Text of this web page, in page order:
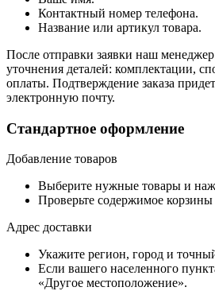
Контактный номер телефона.
Название или артикул товара.
После отправки заявки наш
уточнения деталей: комплектации,
оплаты. Подтверждение заказа
электронную почту.
Стандартное оформление
Добавление товаров
Выберите нужные товары и
Проверьте содержимое
Адрес доставки
Укажите регион, город и
Если вашего населенного
«Другое местоположение».